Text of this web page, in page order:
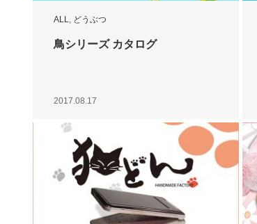
ALL, どうぶつ
鳥シリーズ カタログ
2017.08.17